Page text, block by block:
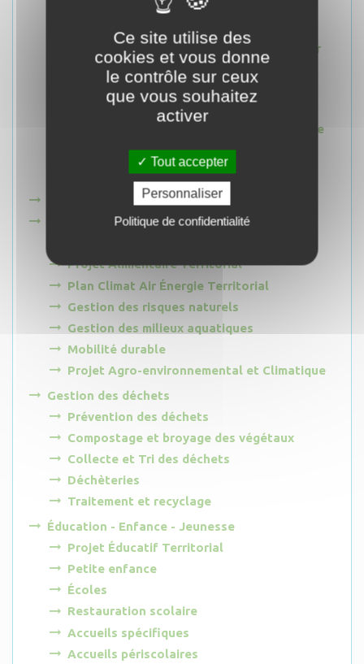
La Cabane aux Lézards
Mise en tourisme de la RICE Alpes Azur
Mercantour
Les Sentiers Gourmands
Le Sentier des Alpages
Promotion - Communication touristique
Programme Espace Valléen
Alpes d'Azur Tourisme
Programme LEADER
Développement Durable
Projet Alimentaire Territorial
Plan Climat Air Énergie Territorial
Gestion des risques naturels
Gestion des milieux aquatiques
Mobilité durable
Projet Agro-environnemental et Climatique
Gestion des déchets
Prévention des déchets
Compostage et broyage des végétaux
Collecte et Tri des déchets
Déchèteries
Traitement et recyclage
Éducation - Enfance - Jeunesse
Projet Éducatif Territorial
Petite enfance
Écoles
Restauration scolaire
Accueils spécifiques
Accueils périscolaires
Ce site utilise des
cookies et vous donne
le contrôle sur ceux
que vous souhaitez
activer
Tout accepter
Personnaliser
Politique de confidentialité